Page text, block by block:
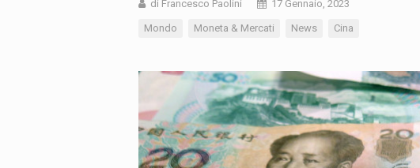
di Francesco Paolini 17 Gennaio, 2023
Mondo Moneta & Mercati News Cina